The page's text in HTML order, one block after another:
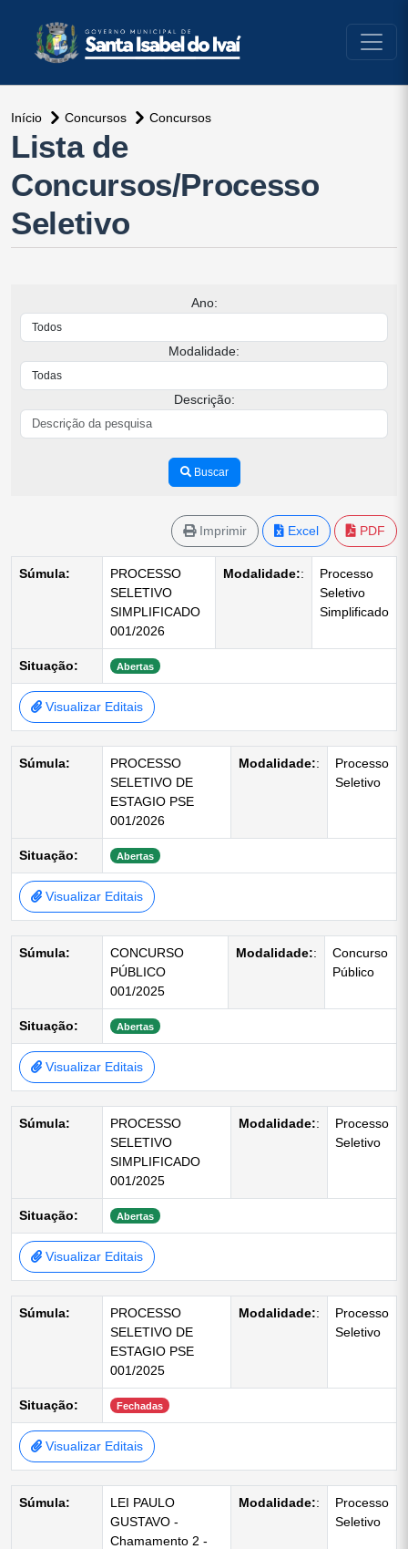
Início Concursos Concursos
Lista de
Concursos/Processo
Seletivo
Ano:
Modalidade:
Descrição:
Buscar
Imprimir Excel PDF
Súmula:
PROCESSO
SELETIVO
SIMPLIFICADO
001/2026
Modalidade::
Processo
Seletivo
Simplificado
Situação: Abertas
Visualizar Editais
Súmula:
PROCESSO
SELETIVO DE
ESTAGIO PSE
001/2026
Modalidade::
Processo
Seletivo
Situação: Abertas
Visualizar Editais
Súmula:
CONCURSO
PÚBLICO
001/2025
Modalidade::
Concurso
Público
Situação: Abertas
Visualizar Editais
Súmula:
PROCESSO
SELETIVO
SIMPLIFICADO
001/2025
Modalidade::
Processo
Seletivo
Situação: Abertas
Visualizar Editais
Súmula:
PROCESSO
SELETIVO DE
ESTAGIO PSE
001/2025
Modalidade::
Processo
Seletivo
Situação: Fechadas
Visualizar Editais
Súmula:
LEI PAULO
GUSTAVO -
Chamamento 2 -
Modalidade::
Processo
Seletivo